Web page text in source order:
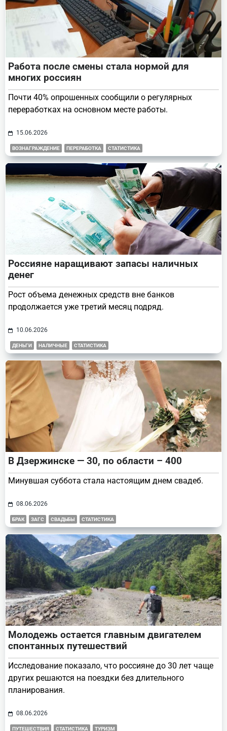
Работа после смены стала нормой для
многих россиян
Почти 40% опрошенных сообщили о регулярных
переработках на основном месте работы.
15.06.2026
ВОЗНАГРАЖДЕНИЕ ПЕРЕРАБОТКА СТАТИСТИКА
Россияне наращивают запасы наличных
денег
Рост объема денежных средств вне банков
продолжается уже третий месяц подряд.
10.06.2026
ДЕНЬГИ НАЛИЧНЫЕ СТАТИСТИКА
В Дзержинске — 30, по области – 400
Минувшая суббота стала настоящим днем свадеб.
08.06.2026
БРАК ЗАГС СВАДЬБЫ СТАТИСТИКА
Молодежь остается главным двигателем
спонтанных путешествий
Исследование показало, что россияне до 30 лет чаще
других решаются на поездки без длительного
планирования.
08.06.2026
ПУТЕШЕСТВИЯ СТАТИСТИКА ТУРИЗМ